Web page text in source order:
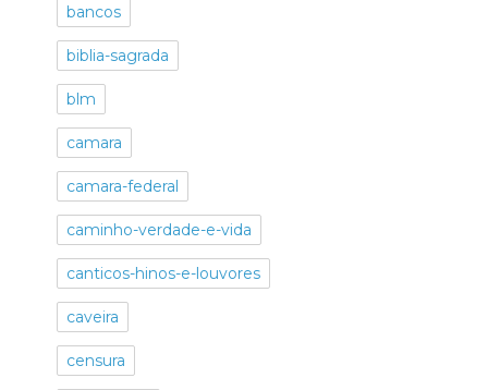
bancos
biblia-sagrada
blm
camara
camara-federal
caminho-verdade-e-vida
canticos-hinos-e-louvores
caveira
censura